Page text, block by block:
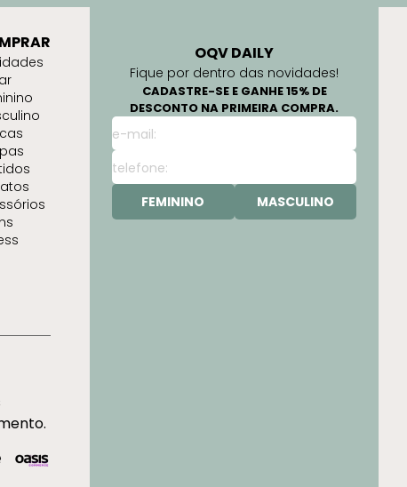
OQV DAILY
Fique por dentro das novidades!
CADASTRE-SE E GANHE 15% DE
DESCONTO NA PRIMEIRA COMPRA.
FEMININO MASCULINO